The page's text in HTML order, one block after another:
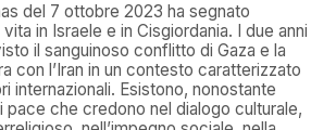
del 7 ottobre 2023 ha segnato
in Israele e in Cisgiordania. I due anni
il sanguinoso conflitto di Gaza e la
con l’Iran in un contesto caratterizzato
internazionali. Esistono, nonostante
pace che credono nel dialogo culturale,